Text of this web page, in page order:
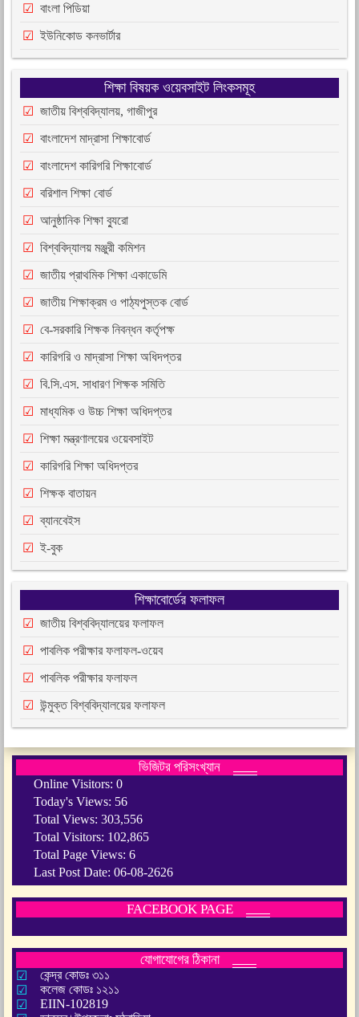
বাংলা পিডিয়া
ইউনিকোড কনভার্টার
শিক্ষা বিষয়ক ওয়েবসাইট লিংকসমূহ
জাতীয় বিশ্ববিদ্যালয়, গাজীপুর
বাংলাদেশ মাদ্রাসা শিক্ষাবোর্ড
বাংলাদেশ কারিগরি শিক্ষাবোর্ড
বরিশাল শিক্ষা বোর্ড
আনুষ্ঠানিক শিক্ষা ব্যুরো
বিশ্ববিদ্যালয় মঞ্জুরী কমিশন
জাতীয় প্রাথমিক শিক্ষা একাডেমি
জাতীয় শিক্ষাক্রম ও পাঠ্যপুস্তক বোর্ড
বে-সরকারি শিক্ষক নিবন্ধন কর্তৃপক্ষ
কারিগরি ও মাদ্রাসা শিক্ষা অধিদপ্তর
বি.সি.এস. সাধারণ শিক্ষক সমিতি
মাধ্যমিক ও উচ্চ শিক্ষা অধিদপ্তর
শিক্ষা মন্ত্রণালয়ের ওয়েবসাইট
কারিগরি শিক্ষা অধিদপ্তর
শিক্ষক বাতায়ন
ব্যানবেইস
ই-বুক
শিক্ষাবোর্ডের ফলাফল
জাতীয় বিশ্ববিদ্যালয়ের ফলাফল
পাবলিক পরীক্ষার ফলাফল-ওয়েব
পাবলিক পরীক্ষার ফলাফল
উন্মুক্ত বিশ্ববিদ্যালয়ের ফলাফল
ভিজিটর পরিসংখ্যান
Online Visitors: 0
Today's Views: 56
Total Views: 303,556
Total Visitors: 102,865
Total Page Views: 6
Last Post Date: 06-08-2626
FACEBOOK PAGE
যোগাযোগের ঠিকানা
কেন্দ্র কোডঃ ৩১১
কলেজ কোডঃ ১২১১
EIIN-102819